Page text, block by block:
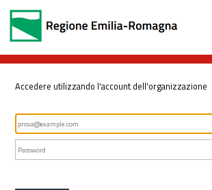
Accedere utilizzando l'account dell'organizzazione